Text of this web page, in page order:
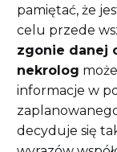
pamiętać, że
celu przede
zgonie danej
nekrolog
informacje w
decyduje się